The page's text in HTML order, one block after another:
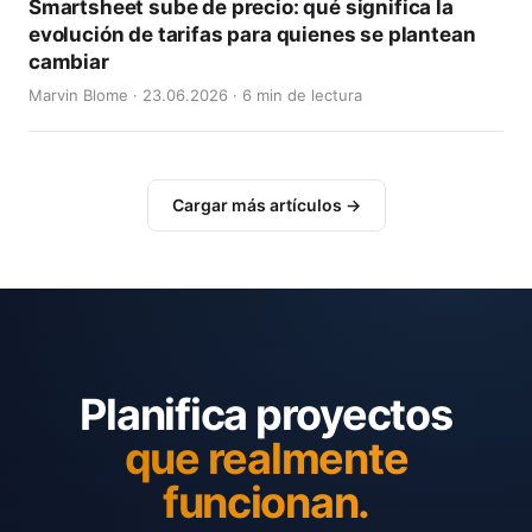
Smartsheet sube de precio: qué significa la
evolución de tarifas para quienes se plantean
cambiar
Marvin Blome · 23.06.2026 · 6 min de lectura
Cargar más artículos →
Planifica proyectos
que realmente
funcionan.